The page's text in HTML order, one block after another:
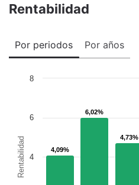
Rentabilidad
Por periodos Por años
Rentabilidad 4,09%
4,09%
6,02%
6,02%
4,73%
4,73%
4
6
8